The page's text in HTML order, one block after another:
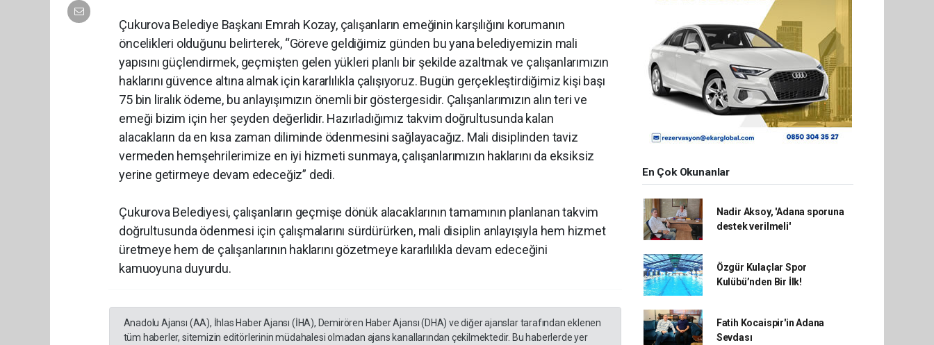
Çukurova Belediye Başkanı Emrah Kozay, çalışanların emeğinin karşılığını korumanın
öncelikleri olduğunu belirterek, “Göreve geldiğimiz günden bu yana belediyemizin mali
yapısını güçlendirmek, geçmişten gelen yükleri planlı bir şekilde azaltmak ve çalışanlarımızın
haklarını güvence altına almak için kararlılıkla çalışıyoruz. Bugün gerçekleştirdiğimiz kişi başı
75 bin liralık ödeme, bu anlayışımızın önemli bir göstergesidir. Çalışanlarımızın alın teri ve
emeği bizim için her şeyden değerlidir. Hazırladığımız takvim doğrultusunda kalan
alacakların da en kısa zaman diliminde ödenmesini sağlayacağız. Mali disiplinden taviz
vermeden hemşehrilerimize en iyi hizmeti sunmaya, çalışanlarımızın haklarını da eksiksiz
yerine getirmeye devam edeceğiz” dedi.
Çukurova Belediyesi, çalışanların geçmişe dönük alacaklarının tamamının planlanan takvim
doğrultusunda ödenmesi için çalışmalarını sürdürürken, mali disiplin anlayışıyla hem hizmet
üretmeye hem de çalışanlarının haklarını gözetmeye kararlılıkla devam edeceğini
kamuoyuna duyurdu.
Anadolu Ajansı (AA), İhlas Haber Ajansı (İHA), Demirören Haber Ajansı (DHA) ve diğer ajanslar tarafından eklenen
tüm haberler, sitemizin editörlerinin müdahalesi olmadan ajans kanallarından çekilmektedir. Bu haberlerde yer
En Çok Okunanlar
Nadir Aksoy, 'Adana sporuna
destek verilmeli'
Özgür Kulaçlar Spor
Kulübü’nden Bir İlk!
Fatih Kocaispir'in Adana
Sevdası